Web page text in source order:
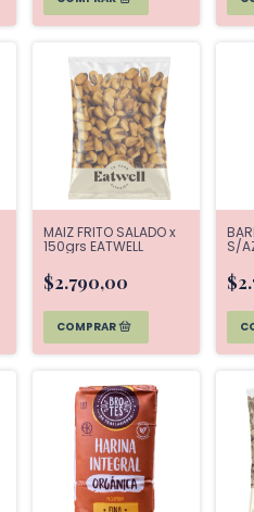
MAIZ FRITO SALADO x
150grs EATWELL
$2.790,00
S/